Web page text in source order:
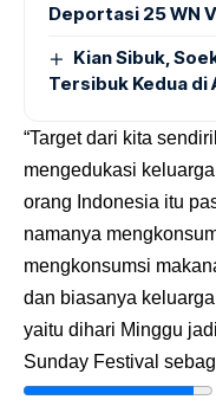
Deportasi 25 WN
Kian Sibuk,
Tersibuk Kedua di
“Target dari kita
mengedukasi
orang Indonesia itu
namanya
mengkonsumsi
dan biasanya
yaitu dihari Minggu
Sunday Festival